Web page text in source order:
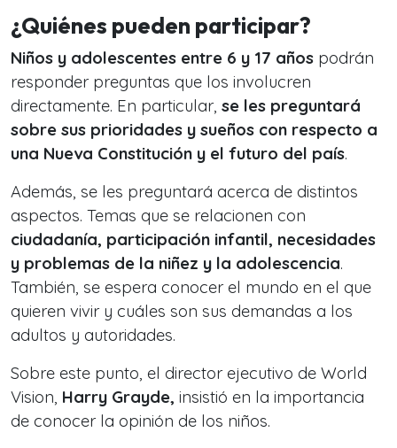
¿Quiénes pueden participar?
Niños y adolescentes entre 6 y 17 años podrán
responder preguntas que los involucren
directamente. En particular, se les preguntará
sobre sus prioridades y sueños con respecto a
una Nueva Constitución y el futuro del país.
Además, se les preguntará acerca de distintos
aspectos. Temas que se relacionen con
ciudadanía, participación infantil, necesidades
y problemas de la niñez y la adolescencia.
También, se espera conocer el mundo en el que
quieren vivir y cuáles son sus demandas a los
adultos y autoridades.
Sobre este punto, el director ejecutivo de World
Vision, Harry Grayde, insistió en la importancia
de conocer la opinión de los niños.